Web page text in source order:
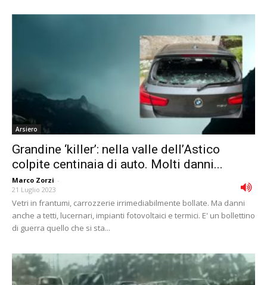
Arsiero
Grandine ‘killer’: nella valle dell’Astico
colpite centinaia di auto. Molti danni...
Marco Zorzi -
21 Luglio 2023
Vetri in frantumi, carrozzerie irrimediabilmente bollate. Ma danni
anche a tetti, lucernari, impianti fotovoltaici e termici. E' un bollettino
di guerra quello che si sta...